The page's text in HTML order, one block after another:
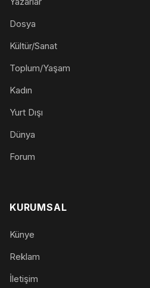
Dosya
Kültür/Sanat
Toplum/Yaşam
Kadın
Yurt Dışı
Dünya
Forum
KURUMSAL
Künye
Reklam
İletişim